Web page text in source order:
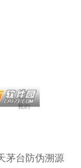
茅台防伪溯源